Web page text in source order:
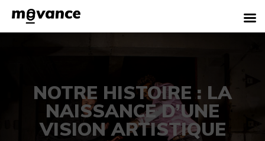
NOTRE HISTOIRE : LA
NAISSANCE D’UNE
VISION ARTISTIQUE